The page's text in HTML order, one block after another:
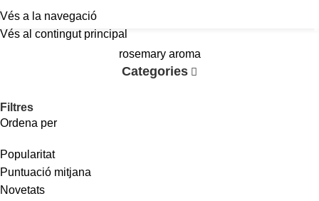
Vés a la navegació
Vés al contingut principal
rosemary aroma
Categories
Filtres
Ordena per
Popularitat
Puntuació mitjana
Novetats